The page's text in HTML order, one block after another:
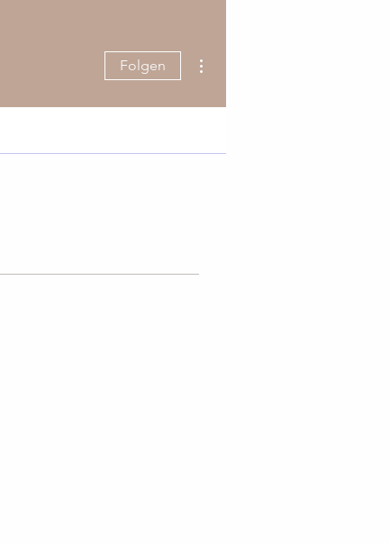
Folgen